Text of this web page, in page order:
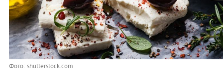
Фото: shutterstock.com